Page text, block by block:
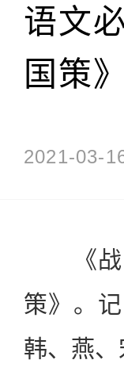
语文
国策
2021-03-
《战国
策》。
韩、燕